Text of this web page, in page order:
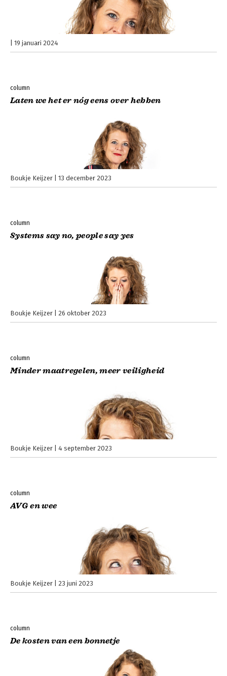
19 januari 2024
column
Laten we het er nóg eens over hebben
Boukje Keijzer 13 december 2023
column
Systems say no, people say yes
Boukje Keijzer 26 oktober 2023
column
Minder maatregelen, meer veiligheid
Boukje Keijzer 4 september 2023
column
AVG en wee
Boukje Keijzer 23 juni 2023
column
De kosten van een bonnetje